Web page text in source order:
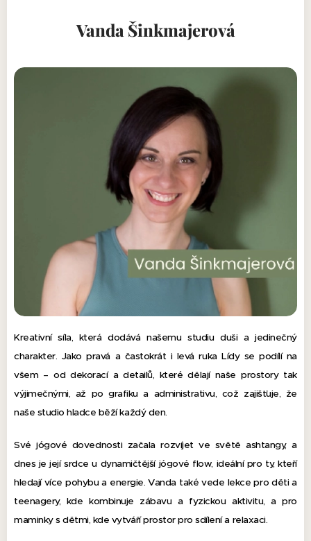
Vanda Šinkmajerová
Kreativní síla, která dodává našemu studiu duši a jedinečný
charakter. Jako pravá a častokrát i levá ruka Lídy se podílí na
všem – od dekorací a detailů, které dělají naše prostory tak
výjimečnými, až po grafiku a administrativu, což zajišťuje, že
naše studio hladce běží každý den.
Své jógové dovednosti začala rozvíjet ve světě ashtangy, a
dnes je její srdce u dynamičtější jógové flow, ideální pro ty, kteří
hledají více pohybu a energie. Vanda také vede lekce pro děti a
teenagery, kde kombinuje zábavu a fyzickou aktivitu, a pro
maminky s dětmi, kde vytváří prostor pro sdílení a relaxaci.